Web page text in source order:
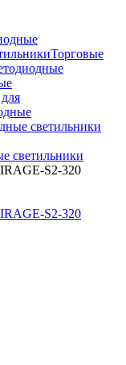
Торговые
светильники
светильники
S2-320